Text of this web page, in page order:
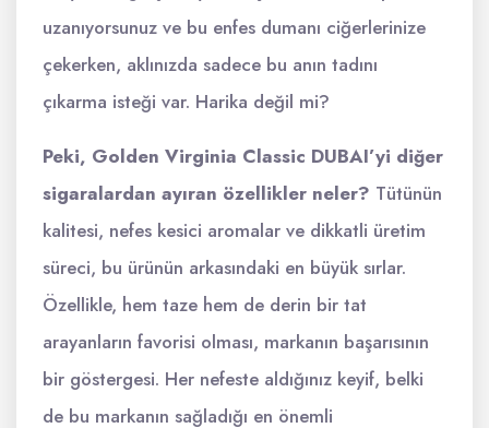
uzanıyorsunuz ve bu enfes dumanı ciğerlerinize
çekerken, aklınızda sadece bu anın tadını
çıkarma isteği var. Harika değil mi?
Peki, Golden Virginia Classic DUBAI’yi diğer
sigaralardan ayıran özellikler neler? Tütünün
kalitesi, nefes kesici aromalar ve dikkatli üretim
süreci, bu ürünün arkasındaki en büyük sırlar.
Özellikle, hem taze hem de derin bir tat
arayanların favorisi olması, markanın başarısının
bir göstergesi. Her nefeste aldığınız keyif, belki
de bu markanın sağladığı en önemli